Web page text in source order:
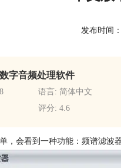
发布时间
字音频处理软件
语言: 简体中文
评分: 4.6
，会看到一种功能：频谱滤波